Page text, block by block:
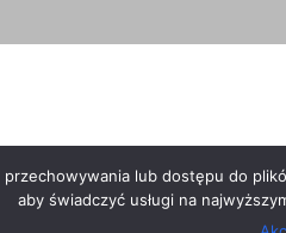
Sztank.
lub dostępu do
aby świadczyć usługi na